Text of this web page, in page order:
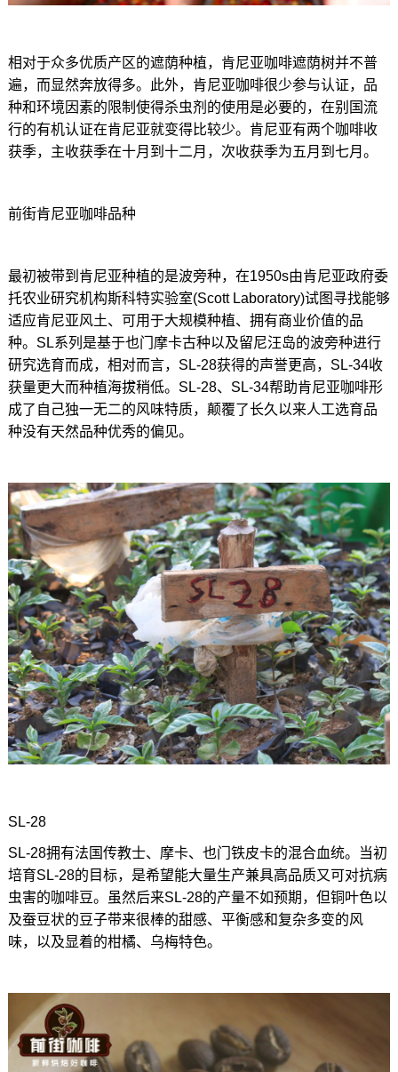
相对于众多优质产区的遮荫种植，肯尼亚咖啡遮荫树并不普
遍，而显然奔放得多。此外，肯尼亚咖啡很少参与认证，品
种和环境因素的限制使得杀虫剂的使用是必要的，在别国流
行的有机认证在肯尼亚就变得比较少。肯尼亚有两个咖啡收
获季，主收获季在十月到十二月，次收获季为五月到七月。
前街肯尼亚咖啡品种
最初被带到肯尼亚种植的是波旁种，在1950s由肯尼亚政府委
托农业研究机构斯科特实验室(Scott Laboratory)试图寻找能够
适应肯尼亚风土、可用于大规模种植、拥有商业价值的品
种。SL系列是基于也门摩卡古种以及留尼汪岛的波旁种进行
研究选育而成，相对而言，SL-28获得的声誉更高，SL-34收
获量更大而种植海拔稍低。SL-28、SL-34帮助肯尼亚咖啡形
成了自己独一无二的风味特质，颠覆了长久以来人工选育品
种没有天然品种优秀的偏见。
SL-28
SL-28拥有法国传教士、摩卡、也门铁皮卡的混合血统。当初
培育SL-28的目标，是希望能大量生产兼具高品质又可对抗病
虫害的咖啡豆。虽然后来SL-28的产量不如预期，但铜叶色以
及蚕豆状的豆子带来很棒的甜感、平衡感和复杂多变的风
味，以及显着的柑橘、乌梅特色。